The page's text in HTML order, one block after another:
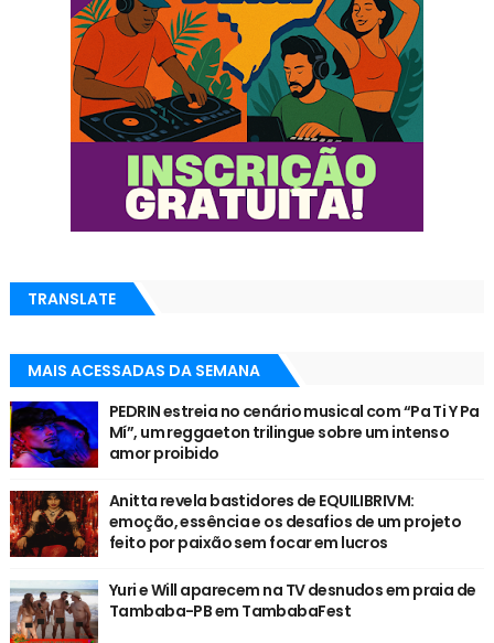
TRANSLATE
MAIS ACESSADAS DA SEMANA
PEDRIN estreia no cenário musical com “Pa Ti Y Pa
Mí”, um reggaeton trilingue sobre um intenso
amor proibido
Anitta revela bastidores de EQUILIBRIVM:
emoção, essência e os desafios de um projeto
feito por paixão sem focar em lucros
Yuri e Will aparecem na TV desnudos em praia de
Tambaba-PB em TambabaFest